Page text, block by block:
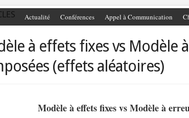
Actualité Conférences Appel à Communication
à effets fixes vs Modèle
(effets aléatoires)
Modèle à effets fixes vs Modèle à